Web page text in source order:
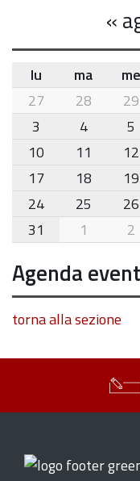
«
month-
8
lu ma me
27
28 29
3
4 5
10
11 12
17
18 19
24
25 26
31
1 2
Agenda
torna alla sezione